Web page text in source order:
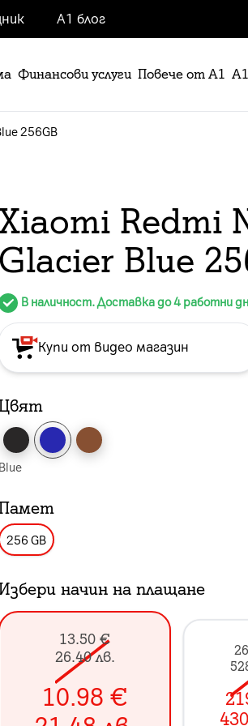
А1 блог
Финансови услуги Повече от А1
256GB
Redmi
Glacier Blue
В наличност. Доставка до 4 работни
Купи от видео магазин
Blue
256 GB
начин на плащане
13.50 €
26.40 лв.
10.98 €